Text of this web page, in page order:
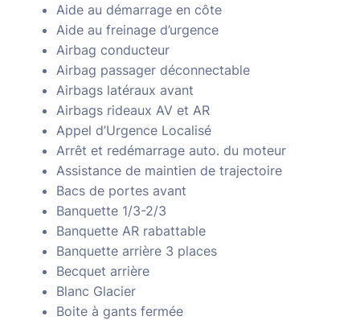
Aide au démarrage en côte
Aide au freinage d’urgence
Airbag conducteur
Airbag passager déconnectable
Airbags latéraux avant
Airbags rideaux AV et AR
Appel d’Urgence Localisé
Arrêt et redémarrage auto. du moteur
Assistance de maintien de trajectoire
Bacs de portes avant
Banquette 1/3-2/3
Banquette AR rabattable
Banquette arrière 3 places
Becquet arrière
Blanc Glacier
Boite à gants fermée